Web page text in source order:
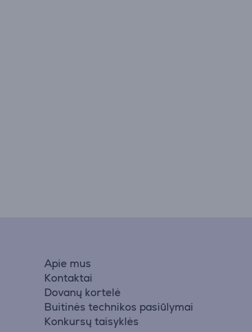
Apie mus
Kontaktai
Dovanų kortelė
Buitinės technikos pasiūlymai
Konkursų taisyklės